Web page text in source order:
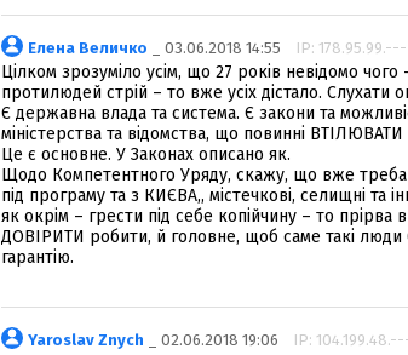
Елена Величко _ 03.06.2018 14:55 IP: 178.95.99.---
Цілком зрозуміло усім, що 27 років невідомо
протилюдей стрій – то вже усіх дістало. Слухати
Є державна влада та система. Є закони та
міністерства та відомства, що повинні
Це є основне. У Законах описано як.
Щодо Компетентного Уряду, скажу, що вже
під програму та з КИЄВА,, містечкові, селищні та
як окрім – грести під себе копійчину – то
ДОВІРИТИ робити, й головне, щоб саме такі
гарантію.
Yaroslav Znych _ 02.06.2018 19:06 IP: